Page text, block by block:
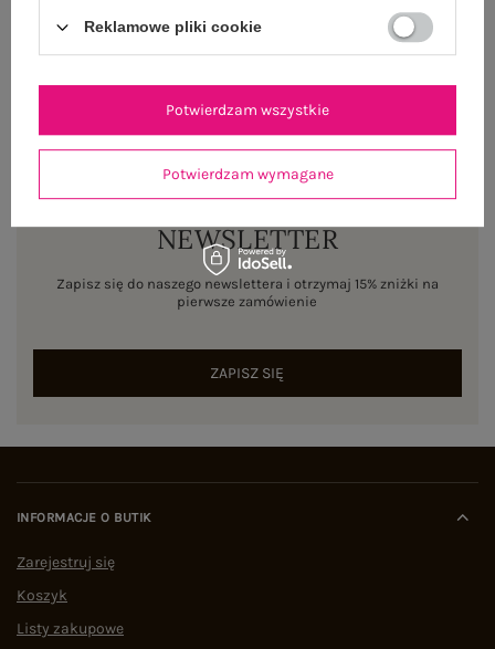
NEWSLETTER
Zapisz się do naszego newslettera i otrzymaj 15% zniżki na
pierwsze zamówienie
ZAPISZ SIĘ
INFORMACJE O BUTIK
Zarejestruj się
Koszyk
Listy zakupowe
Reklamowe pliki cookie
Potwierdzam wymagane
Potwierdzam wszystkie